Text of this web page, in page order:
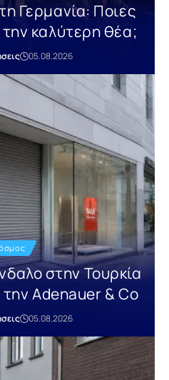
Γερμανία: Ποιες
καλύτερη θέα;
05.08.2026
στην Τουρκία
Adenauer & Co
05.08.2026